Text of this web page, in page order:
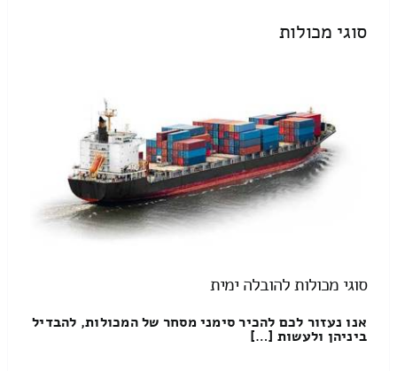
סוגי מכולות
סוגי מכולות להובלה ימית
אנו נעזור לכם להכיר סימני מסחר של המכולות, להבדיל
ביניהן ולעשות […]